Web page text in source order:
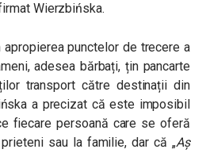
Wierzbińska.
punctelor de trecere a
adesea bărbați, țin pancarte
transport către destinații din
a precizat că este imposibil
fiecare persoană care se oferă
sau la familie, dar că „Aș